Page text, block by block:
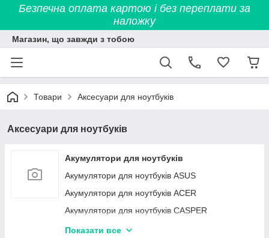
Безпечна оплата картою і без переплати за
наложку
Магазин, що завжди з тобою
Товари Аксесуари для ноутбуків
Аксесуари для ноутбуків
Акумулятори для ноутбуків
Акумулятори для ноутбуків ASUS
Акумулятори для ноутбуків ACER
Акумулятори для ноутбуків CASPER
Акумулятори для ноутбуків DELL
Показати все